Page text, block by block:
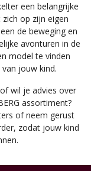
een belangrijke
op zijn eigen
de beweging en
avonturen in de
model te vinden
jouw kind.
wil je advies over
assortiment?
of neem gerust
zodat jouw kind